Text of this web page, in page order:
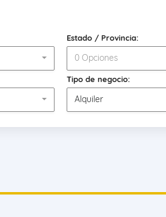
Estado / Provincia:
0 Opciones
Tipo de negocio:
Alquiler